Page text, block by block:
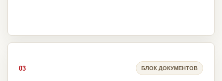
03 БЛОК ДОКУМЕНТОВ